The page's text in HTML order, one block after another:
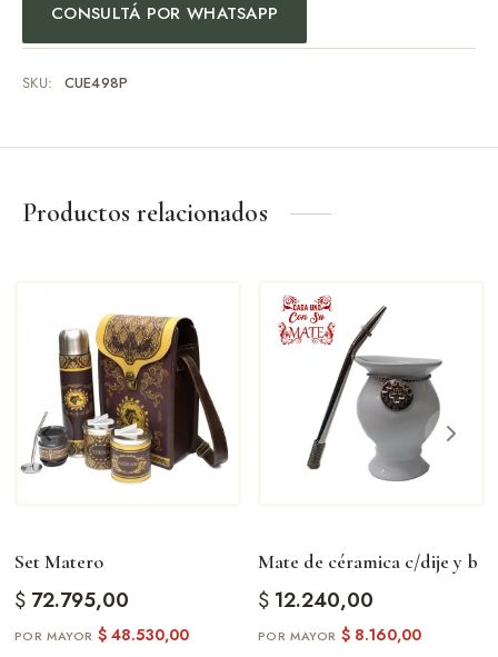
CONSULTÁ POR WHATSAPP
SKU: CUE498P
Productos relacionados
Set Matero
$72.795,00
$48.530,00
Mate de céramica c/dije y b
$12.240,00
$8.160,00